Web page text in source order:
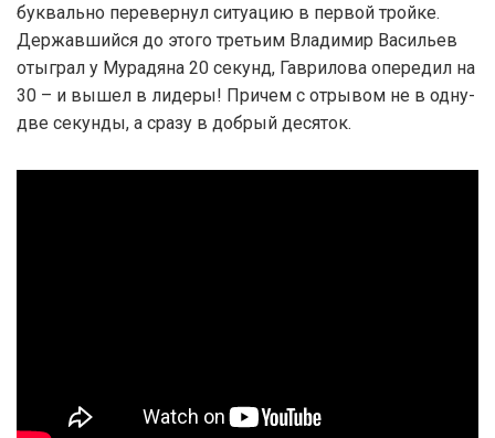
буквально перевернул ситуацию в первой тройке.
Державшийся до этого третьим Владимир Васильев
отыграл у Мурадяна 20 секунд, Гаврилова опередил на
30 – и вышел в лидеры! Причем с отрывом не в одну-
две секунды, а сразу в добрый десяток.